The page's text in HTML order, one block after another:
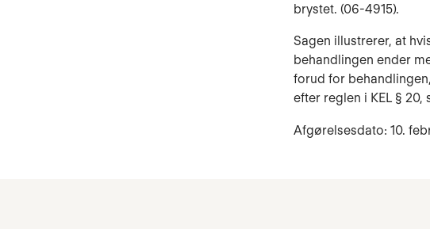
brystet. (06-4915).
Sagen illustrerer, at
behandlingen ender
forud for
efter reglen i KEL § 20,
Afgørelsesdato: 10.